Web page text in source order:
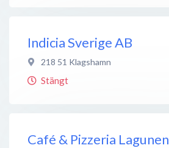
Indicia Sverige AB
218 51 Klagshamn
Stängt
Café & Pizzeria Lagunen